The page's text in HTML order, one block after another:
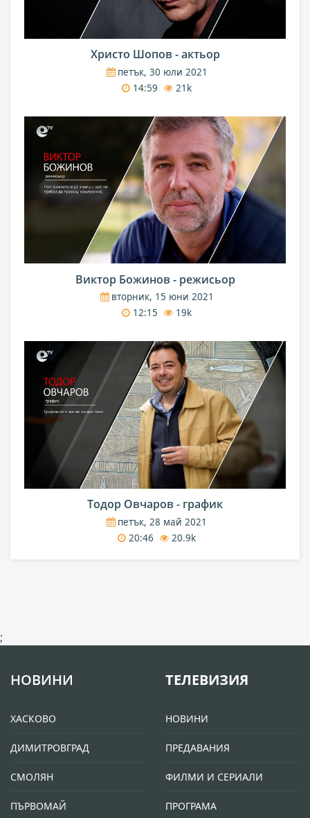
Христо Шопов - актьор
петък, 30 юли 2021
14:59
21k
Виктор Божинов - режисьор
вторник, 15 юни 2021
12:15
19k
Тодор Овчаров - график
петък, 28 май 2021
20:46
20.9k
;
НОВИНИ
ХАСКОВО
ДИМИТРОВГРАД
СМОЛЯН
ПЪРВОМАЙ
ТЕЛЕВИЗИЯ
НОВИНИ
ПРЕДАВАНИЯ
ФИЛМИ И СЕРИАЛИ
ПРОГРАМА